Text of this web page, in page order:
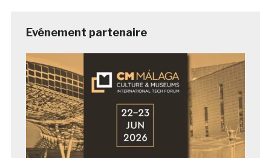
Evénement partenaire